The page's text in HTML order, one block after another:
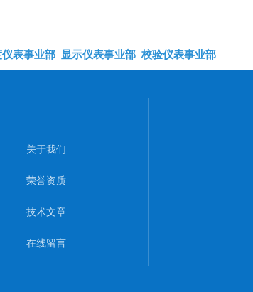
表事业部 显示仪表事业部 校验仪表事业部
关于我们
荣誉资质
技术文章
在线留言